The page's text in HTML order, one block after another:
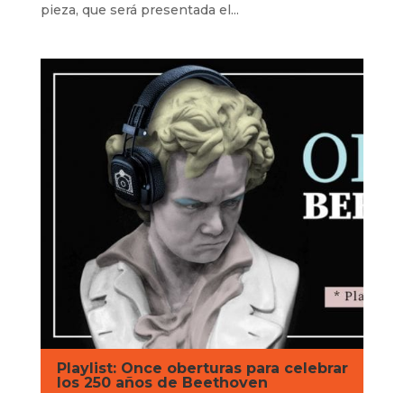
pieza, que será presentada el...
Playlist: Once oberturas para celebrar
los 250 años de Beethoven